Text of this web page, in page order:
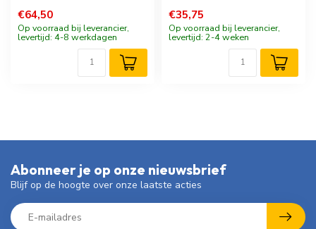
€64,50
Op voorraad bij leverancier,
levertijd: 4-8 werkdagen
€35,75
Op voorraad bij leverancier,
levertijd: 2-4 weken
Abonneer je op onze nieuwsbrief
Blijf op de hoogte over onze laatste acties